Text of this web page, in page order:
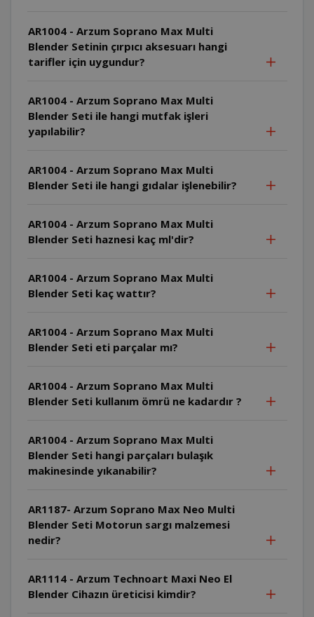
AR1004 - Arzum Soprano Max Multi
Blender Setinin çırpıcı aksesuarı hangi
tarifler için uygundur?
AR1004 - Arzum Soprano Max Multi
Blender Seti ile hangi mutfak işleri
yapılabilir?
AR1004 - Arzum Soprano Max Multi
Blender Seti ile hangi gıdalar işlenebilir?
AR1004 - Arzum Soprano Max Multi
Blender Seti haznesi kaç ml'dir?
AR1004 - Arzum Soprano Max Multi
Blender Seti kaç wattır?
AR1004 - Arzum Soprano Max Multi
Blender Seti eti parçalar mı?
AR1004 - Arzum Soprano Max Multi
Blender Seti kullanım ömrü ne kadardır ?
AR1004 - Arzum Soprano Max Multi
Blender Seti hangi parçaları bulaşık
makinesinde yıkanabilir?
AR1187- Arzum Soprano Max Neo Multi
Blender Seti Motorun sargı malzemesi
nedir?
AR1114 - Arzum Technoart Maxi Neo El
Blender Cihazın üreticisi kimdir?